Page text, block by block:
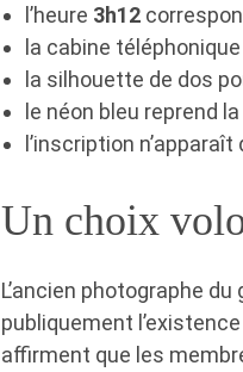
l’heure 3h12
la cabine
la silhouette de dos
le néon bleu reprend
l’inscription
Un choix
L’ancien photographe
publiquement
affirment que les